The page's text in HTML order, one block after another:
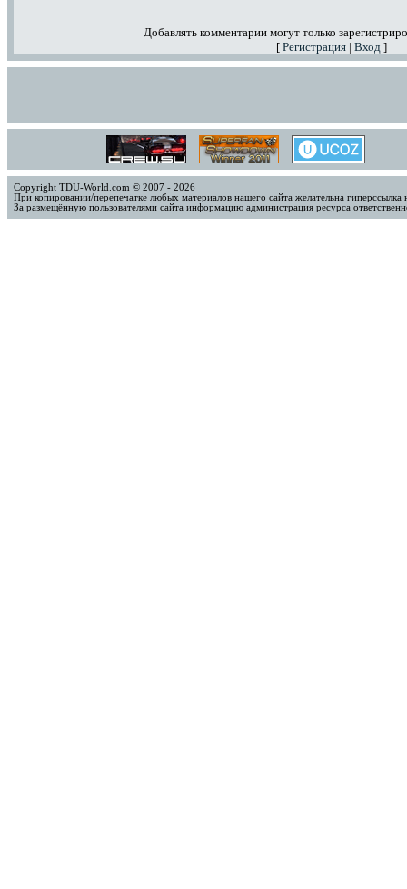
Добавлять комментарии могут только
[ Регистрация| Вход ]
Copyright TDU-World.com © 2007 - 2026
При копировании/перепечатке любых материалов нашего сайта желательна
За размещённую пользователями сайта информацию администрация ресурса